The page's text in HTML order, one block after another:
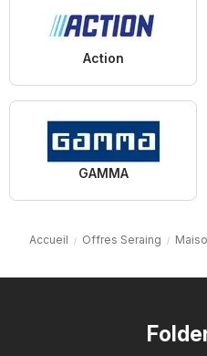
Action
GAMMA
Accueil Offres Seraing